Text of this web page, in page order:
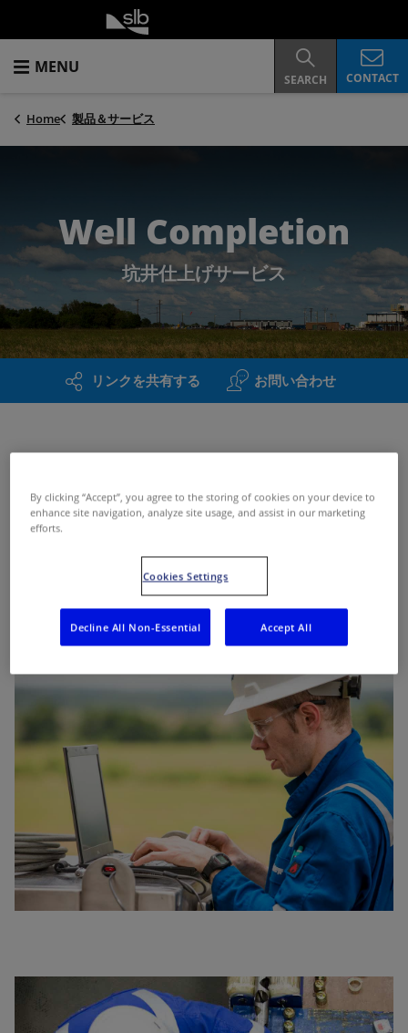
MENU
SEARCH CONTACT
Home 製品＆サービス
Well Completion
坑井仕上げサービス
リンクを共有する お問い合わせ
としています。
でも、統合的なシステムやプロジェクトマネージメントを要求さ
れるような技術的にチャレンジングな環境でも、どのようなシナ
リオにおいても的確なソリューションを提供します。
By clicking “Accept”, you agree to the storing of cookies on your device to
enhance site navigation, analyze site usage, and assist in our marketing
efforts.
Cookies Settings
Decline All Non-Essential Accept All